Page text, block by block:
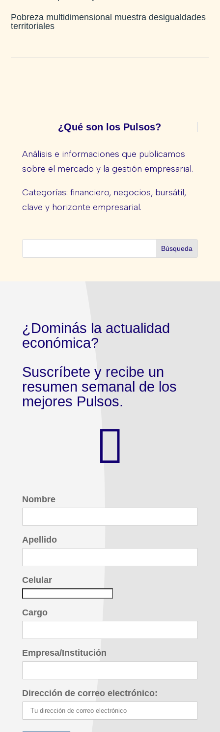
Pobreza multidimensional muestra desigualdades
territoriales
¿Qué son los Pulsos?
Análisis e informaciones que publicamos
sobre el mercado y la gestión empresarial.
Categorías: financiero, negocios, bursátil,
clave y horizonte empresarial.
¿Dominás la actualidad
económica?
Suscríbete y recibe un
resumen semanal de los
mejores Pulsos.

Nombre
Apellido
Celular
Cargo
Empresa/Institución
Dirección de correo electrónico: